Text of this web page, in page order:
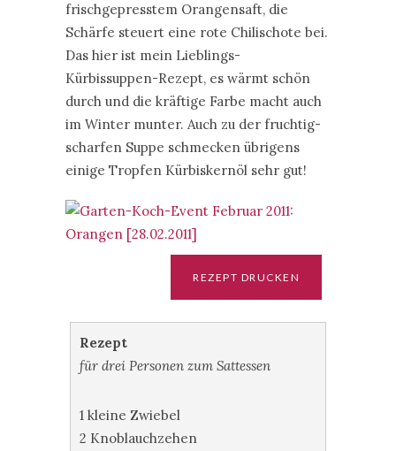
frischgepresstem Orangensaft, die
Schärfe steuert eine rote Chilischote bei.
Das hier ist mein Lieblings-
Kürbissuppen-Rezept, es wärmt schön
durch und die kräftige Farbe macht auch
im Winter munter. Auch zu der fruchtig-
scharfen Suppe schmecken übrigens
einige Tropfen Kürbiskernöl sehr gut!
Rezept
für drei Personen zum Sattessen
1 kleine Zwiebel
2 Knoblauchzehen